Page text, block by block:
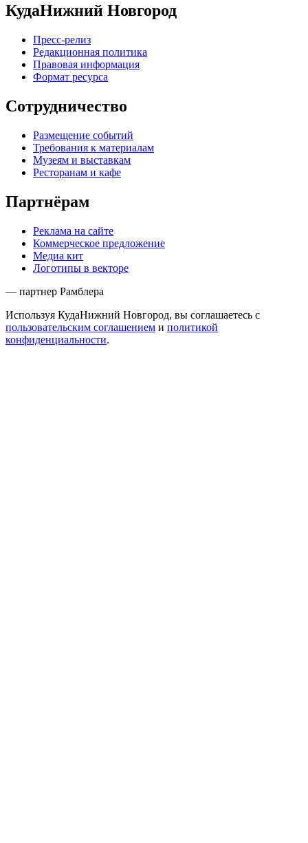
КудаНижний Новгород
Пресс-релиз
Редакционная политика
Правовая информация
Формат ресурса
Сотрудничество
Размещение событий
Требования к материалам
Музеям и выставкам
Ресторанам и кафе
Партнёрам
Реклама на сайте
Коммерческое предложение
Медиа кит
Логотипы в векторе
— партнер Рамблера
Используя КудаНижний Новгород, вы соглашаетесь с
пользовательским соглашением и политикой
конфиденциальности.